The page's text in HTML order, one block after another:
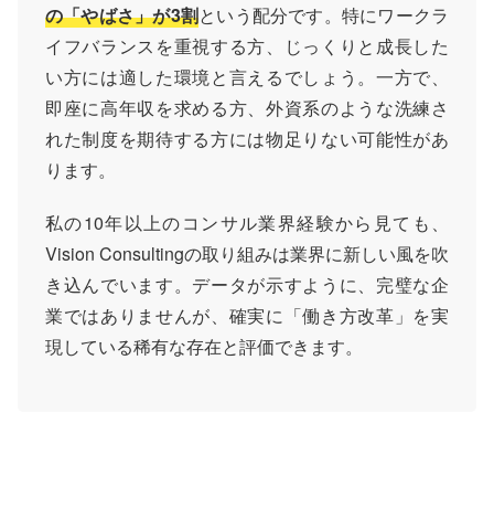
の「やばさ」が3割という配分です。特にワークラ
イフバランスを重視する方、じっくりと成長した
い方には適した環境と言えるでしょう。一方で、
即座に高年収を求める方、外資系のような洗練さ
れた制度を期待する方には物足りない可能性があ
ります。
私の10年以上のコンサル業界経験から見ても、
Vision Consultingの取り組みは業界に新しい風を吹
き込んでいます。データが示すように、完璧な企
業ではありませんが、確実に「働き方改革」を実
現している稀有な存在と評価できます。